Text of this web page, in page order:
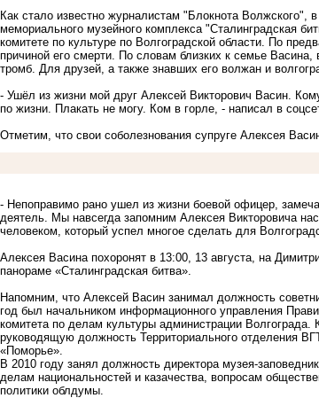
Как стало известно журналистам "Блокнота Волжского",
мемориального музейного комплекса "Сталинградская
комитете по культуре по Волгоградской области. По
причиной его смерти. По словам близких к семье
тромб. Для друзей, а также знавших его волжан и
- Ушёл из жизни мой друг Алексей Викторович Васин.
по жизни. Плакать не могу. Ком в горле, - написал в
Отметим, что свои соболезнования супруге Алексея
- Непоправимо рано ушел из жизни боевой офицер,
деятель. Мы навсегда запомним Алексея Викторовича
человеком, который успел многое сделать для
Алексея Васина похоронят в 13:00, 13 августа, на
панораме «Сталинградская битва».
Напомним, что Алексей Васин занимал должность
год был начальником информационного управления
комитета по делам культуры администрации
руководящую должность Территориального отделения
«Поморье».
В 2010 году занял должность директора музея-
делам национальностей и казачества, вопросам
политики облдумы.